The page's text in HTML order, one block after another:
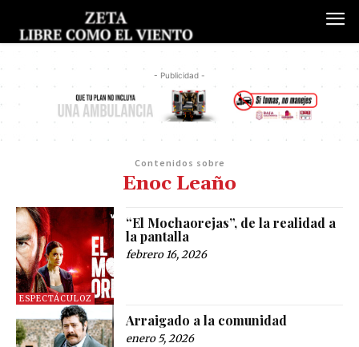
- Publicidad -
Contenidos sobre
Enoc Leaño
ESPECTÁCULOZ
“El Mochaorejas”, de la realidad a
la pantalla
febrero 16, 2026
Arraigado a la comunidad
enero 5, 2026